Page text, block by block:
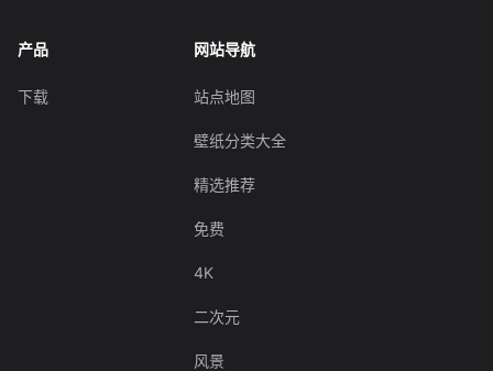
产品
下载
网站导航
站点地图
壁纸分类大全
精选推荐
免费
4K
二次元
风景